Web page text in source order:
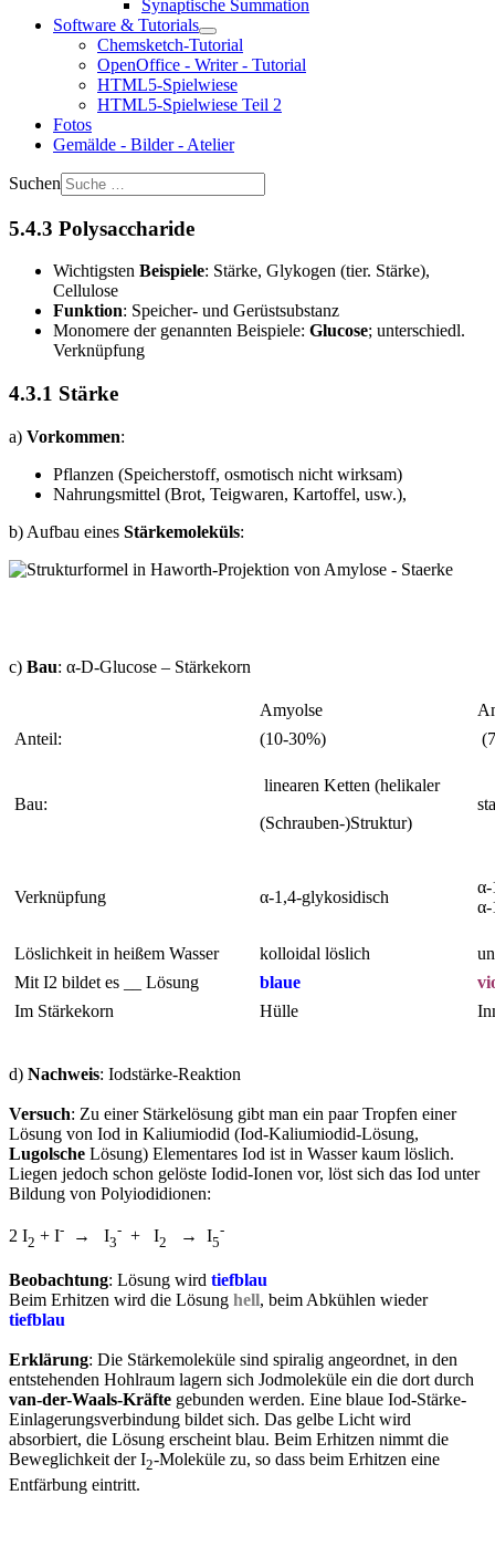
Synaptische Summation
Software & Tutorials
Chemsketch-Tutorial
OpenOffice - Writer - Tutorial
HTML5-Spielwiese
HTML5-Spielwiese Teil 2
Fotos
Gemälde - Bilder - Atelier
Suchen
5.4.3 Polysaccharide
Wichtigsten Beispiele: Stärke, Glykogen (tier. Stärke),
Cellulose
Funktion: Speicher- und Gerüstsubstanz
Monomere der genannten Beispiele: Glucose; unterschiedl.
Verknüpfung
4.3.1 Stärke
a) Vorkommen:
Pflanzen (Speicherstoff, osmotisch nicht wirksam)
Nahrungsmittel (Brot, Teigwaren, Kartoffel, usw.),
b) Aufbau eines Stärkemoleküls:
c) Bau: α-D-Glucose – Stärkekorn
Amyolse
Anteil:
(10-30%)
Bau:
linearen Ketten (helikaler
(Schrauben-)Struktur)
Verknüpfung α-1,4-glykosidisch
α-
α-
Löslichkeit in heißem Wasser kolloidal löslich
Mit I2 bildet es __ Lösung
blaue
Im Stärkekorn
Hülle
d) Nachweis: Iodstärke-Reaktion
Versuch: Zu einer Stärkelösung gibt man ein paar Tropfen einer
Lösung von Iod in Kaliumiodid (Iod-Kaliumiodid-Lösung,
Lugolsche Lösung) Elementares Iod ist in Wasser kaum löslich.
Liegen jedoch schon gelöste Iodid-Ionen vor, löst sich das Iod unter
Bildung von Polyiodidionen:
2 I2 + I- → I3
- + I2 → I5
-
Beobachtung: Lösung wird tiefblau
Beim Erhitzen wird die Lösung hell, beim Abkühlen wieder
tiefblau
Erklärung: Die Stärkemoleküle sind spiralig angeordnet, in den
entstehenden Hohlraum lagern sich Jodmoleküle ein die dort durch
van-der-Waals-Kräfte gebunden werden. Eine blaue Iod-Stärke-
Einlagerungsverbindung bildet sich. Das gelbe Licht wird
absorbiert, die Lösung erscheint blau. Beim Erhitzen nimmt die
Beweglichkeit der I2-Moleküle zu, so dass beim Erhitzen eine
Entfärbung eintritt.